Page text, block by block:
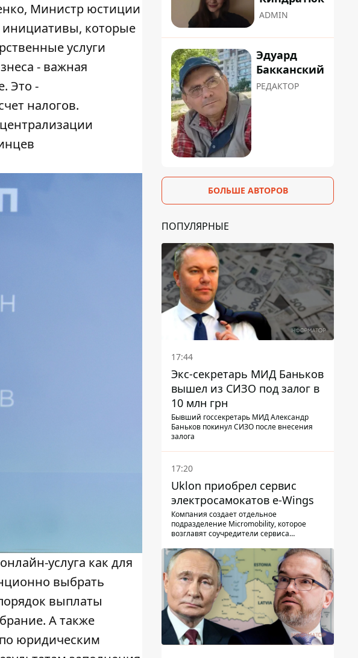
Министр юстиции
инициативы, которые
услуги
- важная
Это -
налогов.
услуга как для
выбрать
выплаты
А также
юридическим
ADMIN
Эдуард
Бакканский
РЕДАКТОР
БОЛЬШЕ АВТОРОВ
ПОПУЛЯРНЫЕ
17:44
Экс-секретарь МИД Баньков
вышел из СИЗО под залог в
10 млн грн
Бывший госсекретарь МИД Александр
Баньков покинул СИЗО после внесения
залога
17:20
Uklon приобрел сервис
электросамокатов e-Wings
Компания создает отдельное
подразделение Micromobility, которое
возглавят соучредители сервиса